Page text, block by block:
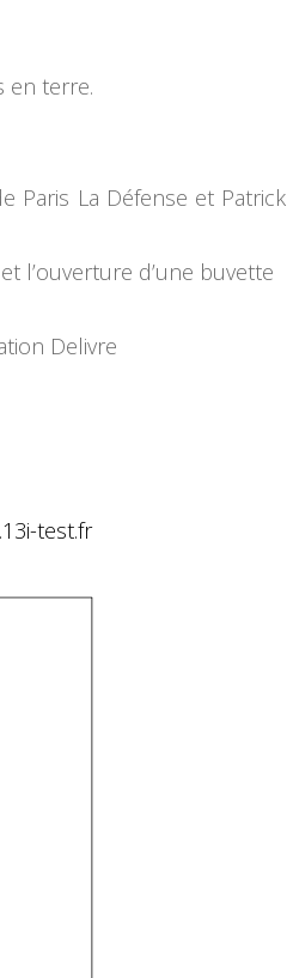
en terre.
Paris La Défense et Patrick
l’ouverture d’une buvette
Delivre
test.fr